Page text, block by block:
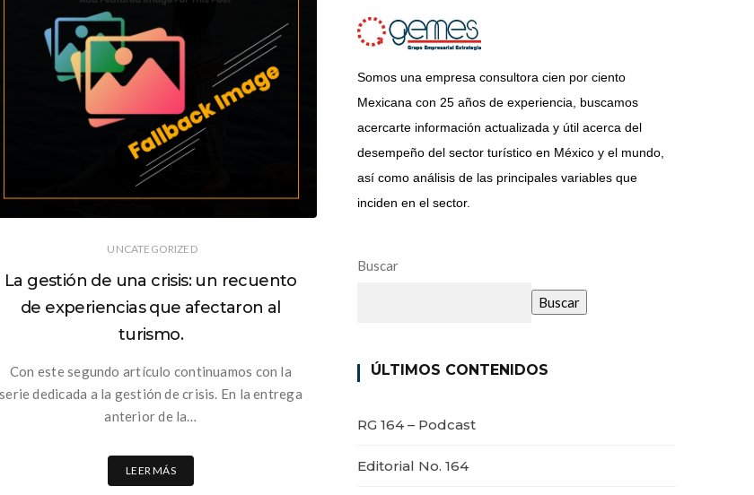
UNCATEGORIZED
La gestión de una crisis: un recuento
de experiencias que afectaron al
turismo.
Con este segundo artículo continuamos con la
serie dedicada a la gestión de crisis. En la entrega
anterior de la…
LEER MÁS
Somos una empresa consultora cien por ciento
Mexicana con 25 años de experiencia, buscamos
acercarte información actualizada y útil acerca del
desempeño del sector turístico en México y el mundo,
así como análisis de las principales variables que
inciden en el sector.
Buscar
Buscar
ÚLTIMOS CONTENIDOS
RG 164 – Podcast
Editorial No. 164